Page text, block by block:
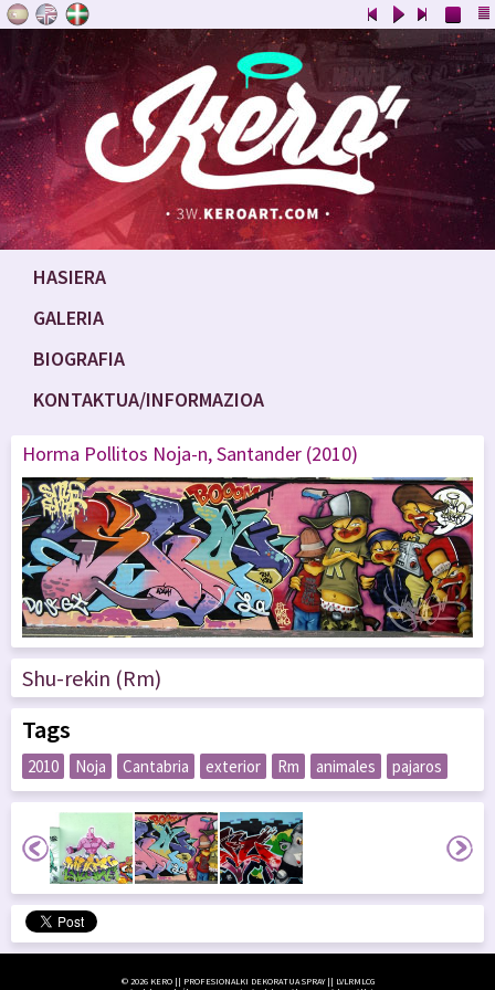
HASIERA
GALERIA
BIOGRAFIA
KONTAKTUA/INFORMAZIOA
Horma Pollitos Noja-n, Santander (2010)
Shu-rekin (Rm)
Tags
2010 Noja Cantabria exterior Rm animales pajaros
© 2026 KERO || PROFESIONALKI DEKORATUA SPRAY || LVLRMLCG